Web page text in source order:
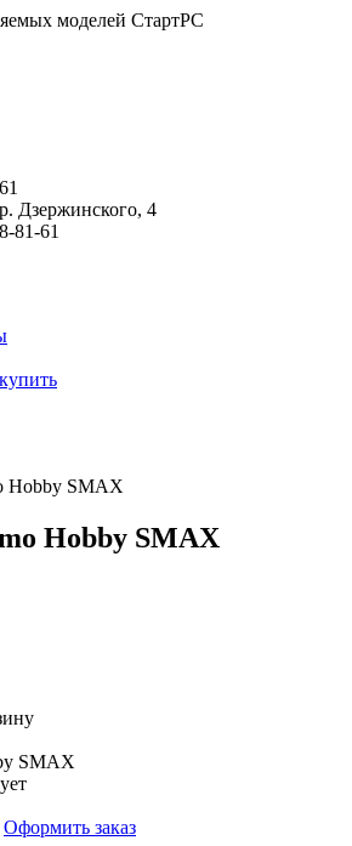
моделей СтартРС
Дзержинского, 4
81-61
Hobby SMAX
Hobby SMAX
SMAX
Оформить заказ